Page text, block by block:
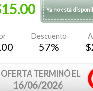
Ya no está
Descuento
57% $
OFERTA TERMINÓ EL
16/06/2026